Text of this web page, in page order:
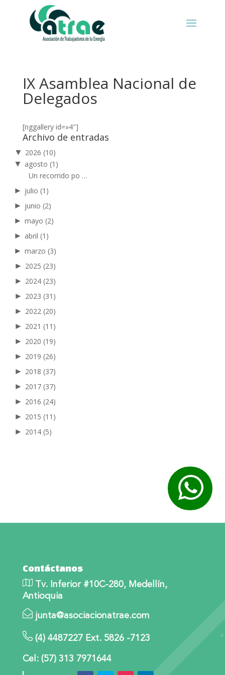
IX Asamblea Nacional de
Delegados
[nggallery id=»4″]
Archivo de entradas
▼ 2026 (10)
▼ agosto (1)
Un recorrido po …
► julio (1)
► junio (2)
► mayo (2)
► abril (1)
► marzo (3)
► 2025 (23)
► 2024 (23)
► 2023 (31)
► 2022 (20)
► 2021 (11)
► 2020 (19)
► 2019 (26)
► 2018 (37)
► 2017 (37)
► 2016 (24)
► 2015 (11)
► 2014 (5)
Contáctanos
Tv. Inferior #10C-280, Medellín,
Antioquia
junta@asociacionatrae.com
(4) 4487227 Ext. 5826 -7123
Cel: (57) 313 7971644